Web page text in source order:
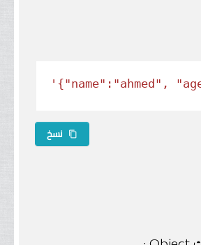
'{"name":"ahmed",
نسخ content_copy